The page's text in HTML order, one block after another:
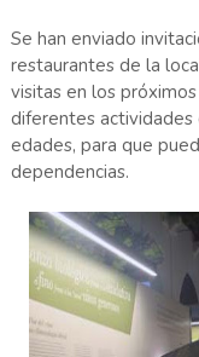
Se han enviado
restaurantes de la
visitas en los
diferentes actividades
edades, para que
dependencias.